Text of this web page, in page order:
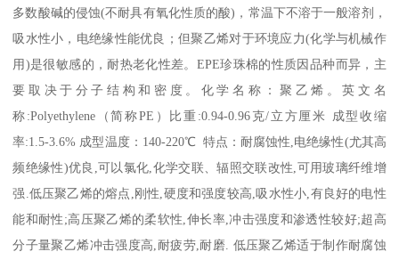
多数酸碱的侵蚀(不耐具有氧化性质的酸)，常温下不溶于一般溶剂，
吸水性小，电绝缘性能优良；但聚乙烯对于环境应力(化学与机械作
用)是很敏感的，耐热老化性差。EPE珍珠棉的性质因品种而异，主
要取决于分子结构和密度。化学名称：聚乙烯。英文名
称:Polyethylene（简称PE）比重:0.94-0.96克/立方厘米 成型收缩
率:1.5-3.6% 成型温度：140-220℃ 特点：耐腐蚀性,电绝缘性(尤其高
频绝缘性)优良,可以氯化,化学交联、辐照交联改性,可用玻璃纤维增
强.低压聚乙烯的熔点,刚性,硬度和强度较高,吸水性小,有良好的电性
能和耐性;高压聚乙烯的柔软性,伸长率,冲击强度和渗透性较好;超高
分子量聚乙烯冲击强度高,耐疲劳,耐磨. 低压聚乙烯适于制作耐腐蚀